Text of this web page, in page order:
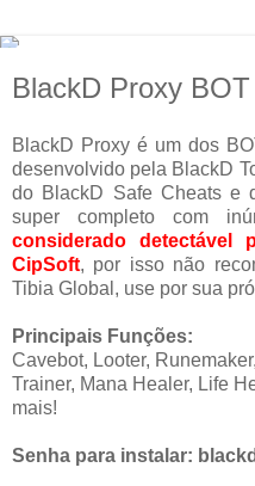
BlackD Proxy
BlackD Proxy é um dos
desenvolvido pela BlackD
do BlackD Safe Cheats e
super completo com
considerado detectável
CipSoft, por isso não
Tibia Global, use por sua
Principais Funções:
Cavebot, Looter,
Trainer, Mana Healer, Life
mais!
Senha para instalar: